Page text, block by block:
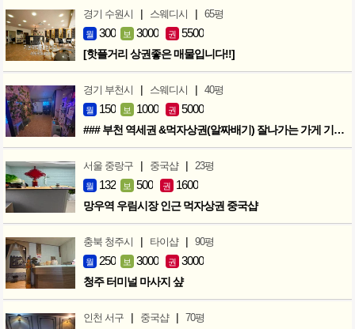
경기 수원시 | 스웨디시 | 65평
월 300 보 3000 권 5500
[핫플거리 상권좋은 매물입니다!!]
경기 부천시 | 스웨디시 | 40평
월 150 보 1000 권 5000
### 부천 역세권 &먹자상권(알짜배기) 잘나가는 가게 기회입니다 ###
서울 중랑구 | 중국샵 | 23평
월 132 보 500 권 1600
망우역 우림시장 인근 먹자상권 중국샵
충북 청주시 | 타이샵 | 90평
월 250 보 3000 권 3000
청주 터미널 마사지 샾
인천 서구 | 중국샵 | 70평